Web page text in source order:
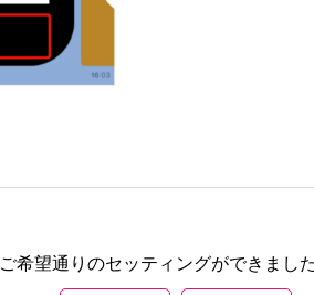
ご希望通りのセッティングができまし